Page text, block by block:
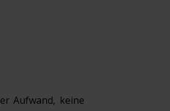
Aufwand, keine